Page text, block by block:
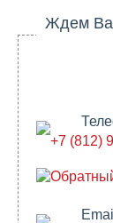
Ждем
+7 (812)
Email